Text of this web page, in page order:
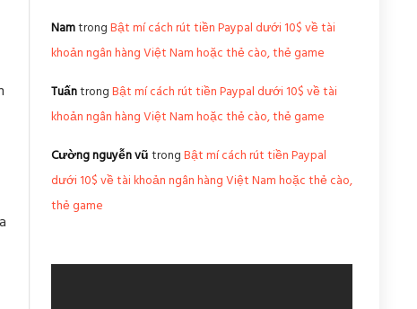
NamtrongBật mí cách rút tiền Paypal dưới 10$ về tài
khoản ngân hàng Việt Nam hoặc thẻ cào, thẻ game
TuấntrongBật mí cách rút tiền Paypal dưới 10$ về tài
khoản ngân hàng Việt Nam hoặc thẻ cào, thẻ game
Cường nguyễn vũtrongBật mí cách rút tiền Paypal
dưới 10$ về tài khoản ngân hàng Việt Nam hoặc thẻ cào,
thẻ game